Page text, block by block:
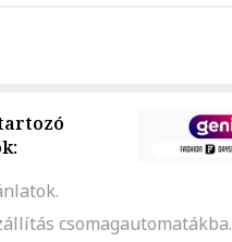
csomagautomatákba.